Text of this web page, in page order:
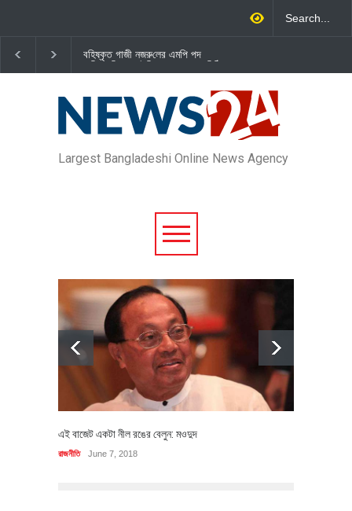
জামায়াত এমপি গাজী নজরুল ইসলামকে
দল থেকে বহিষ্কার
প্রধানমন্ত্রী
Largest Bangladeshi Online News Agency
এই বাজেট একটা নীল রঙের বেলুন: মওদুদ
রাজনীতি June 7, 2018